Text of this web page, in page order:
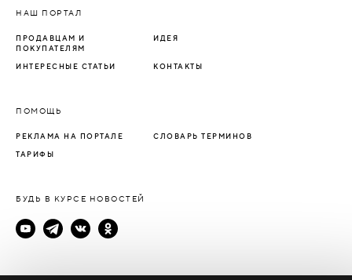
НАШ ПОРТАЛ
ПРОДАВЦАМ И
ПОКУПАТЕЛЯМ
ИДЕЯ
ИНТЕРЕСНЫЕ СТАТЬИ КОНТАКТЫ
ПОМОЩЬ
РЕКЛАМА НА ПОРТАЛЕ СЛОВАРЬ ТЕРМИНОВ
ТАРИФЫ
БУДЬ В КУРСЕ НОВОСТЕЙ